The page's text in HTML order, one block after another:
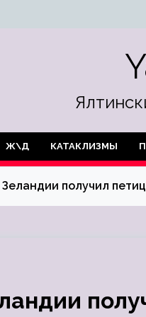
Ж\Д КАТАКЛИЗМЫ
получил